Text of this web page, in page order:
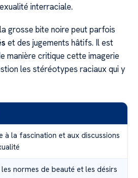
interraciale.
grosse bite noire peut parfois
et des jugements hâtifs. Il est
manière critique cette imagerie
les stéréotypes raciaux qui y
à la fascination et aux discussions
normes de beauté et les désirs